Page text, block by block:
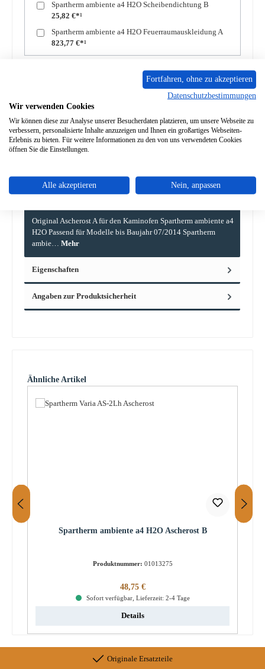
Spartherm ambiente a4 H2O Scheibendichtung B
25,82 €*¹
Spartherm ambiente a4 H2O Feuerraumauskleidung A
823,77 €*¹
In den Warenkorb
Zum Merkzettel hinzufügen
Frage zum Produkt
Original Ascherost A für den Kaminofen Spartherm ambiente a4
H2O Passend für Modelle bis Baujahr 07/2014 Spartherm
ambie… Mehr
Eigenschaften
Angaben zur Produktsicherheit
Produktgalerie überspringen
Ähnliche Artikel
Spartherm ambiente a4 H2O Ascherost B
Produktnummer: 01013275
Regulärer Preis:
48,75 €
Sofort verfügbar, Lieferzeit: 2-4 Tage
Details
Originale Ersatzteile
Fortfahren, ohne zu akzeptieren
Datenschutzbestimmungen
Wir verwenden Cookies
Wir können diese zur Analyse unserer Besucherdaten platzieren, um unsere Webseite zu
verbessern, personalisierte Inhalte anzuzeigen und Ihnen ein großartiges Webseiten-
Erlebnis zu bieten. Für weitere Informationen zu den von uns verwendeten Cookies
öffnen Sie die Einstellungen.
Alle akzeptieren Nein, anpassen